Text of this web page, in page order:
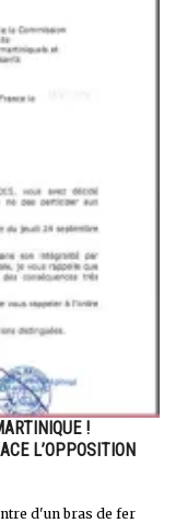
!
L’OPPOSITION
d'un bras de fer